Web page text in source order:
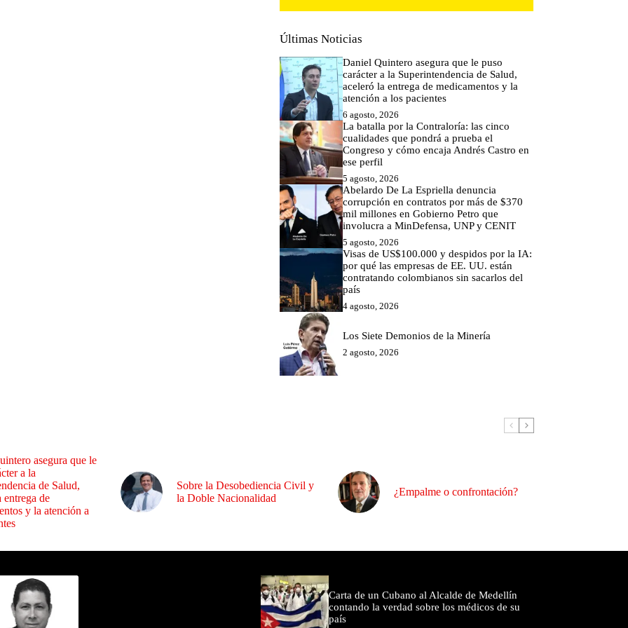
Últimas Noticias
Daniel Quintero asegura que le puso
carácter a la Superintendencia de Salud,
aceleró la entrega de medicamentos y la
atención a los pacientes
6 agosto, 2026
La batalla por la Contraloría: las cinco
cualidades que pondrá a prueba el
Congreso y cómo encaja Andrés Castro en
ese perfil
5 agosto, 2026
Abelardo De La Espriella denuncia
corrupción en contratos por más de $370
mil millones en Gobierno Petro que
involucra a MinDefensa, UNP y CENIT
5 agosto, 2026
Visas de US$100.000 y despidos por la IA:
por qué las empresas de EE. UU. están
contratando colombianos sin sacarlos del
país
4 agosto, 2026
Los Siete Demonios de la Minería
2 agosto, 2026
asegura que le
a la
de Salud,
entrega de
y la atención a
Sobre la Desobediencia Civil y
la Doble Nacionalidad
¿Empalme o confrontación?
Carta de un Cubano al Alcalde de Medellín
contando la verdad sobre los médicos de su
país